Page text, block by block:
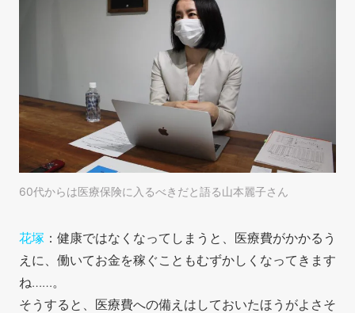
60代からは医療保険に入るべきだと語る山本麗子さん
花塚 ：健康ではなくなってしまうと、医療費がかかるう
えに、働いてお金を稼ぐこともむずかしくなってきます
ね……。
そうすると、医療費への備えはしておいたほうがよさそ